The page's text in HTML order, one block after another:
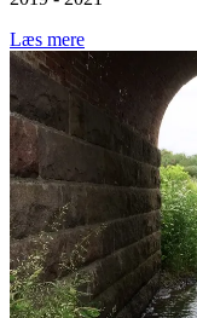
Læs mere